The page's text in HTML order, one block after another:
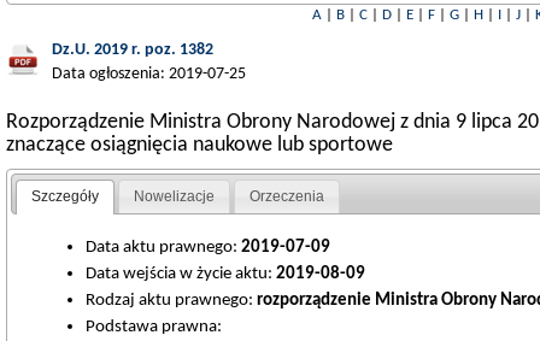
A| B| C| D| E| F| G| H| I| J|
Dz.U. 2019 r. poz. 1382
Data ogłoszenia: 2019-07-25
Rozporządzenie Ministra Obrony Narodowej z dnia 9 lipca
znaczące osiągnięcia naukowe lub sportowe
Szczegóły Nowelizacje Orzeczenia
Data aktu prawnego: 2019-07-09
Data wejścia w życie aktu: 2019-08-09
Rodzaj aktu prawnego: rozporządzenie Ministra Obrony
Podstawa prawna: